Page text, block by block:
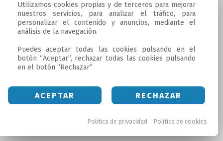
Utilizamos cookies propias y de terceros para mejorar
nuestros servicios, para analizar el tráfico, para
personalizar el contenido y anuncios, mediante el
análisis de la navegación.
Puedes aceptar todas las cookies pulsando en el
botón “Aceptar”, rechazar todas las cookies pulsando
en el botón “Rechazar”
ACEPTAR RECHAZAR
Política de privacidad Política de cookies